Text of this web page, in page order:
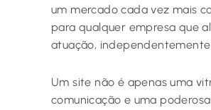
um mercado cada vez mais
para qualquer empresa que
atuação,
Um site não é apenas uma
comunicação e uma